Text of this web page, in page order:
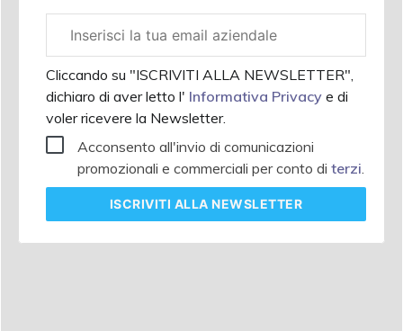
aziendale
Cliccando su "ISCRIVITI ALLA NEWSLETTER",
dichiaro di aver letto l' Informativa Privacy e di
voler ricevere la Newsletter.
Acconsento all'invio di comunicazioni
promozionali e commerciali per conto di terzi.
ISCRIVITI ALLA NEWSLETTER